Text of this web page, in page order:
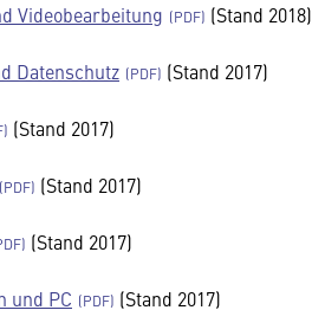
Video­be­ar­bei­tung (Stand 2018)
Datenschutz (Stand 2017)
(Stand 2017)
(Stand 2017)
(Stand 2017)
und PC (Stand 2017)